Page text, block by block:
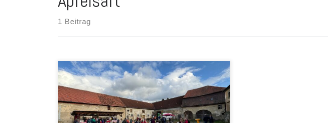
1 Beitrag
Kelterfest im Hof der Kartause Oktober 2024